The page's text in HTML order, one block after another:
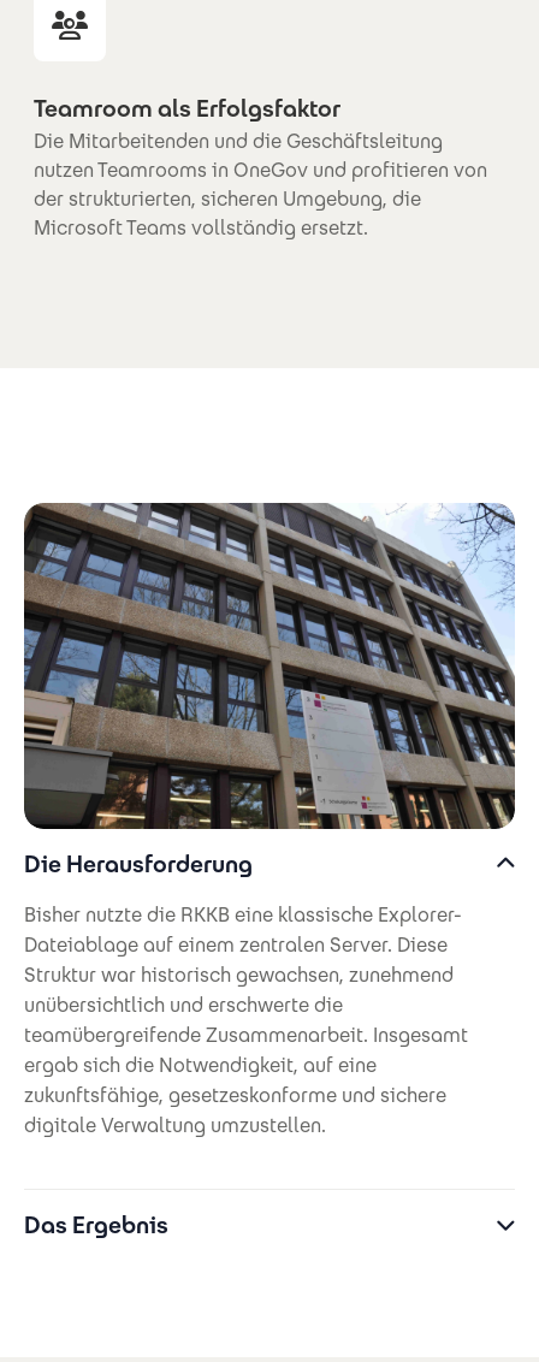
Teamroom als Erfolgsfaktor
Die Mitarbeitenden und die Geschäftsleitung
nutzen Teamrooms in OneGov und profitieren von
der strukturierten, sicheren Umgebung, die
Microsoft Teams vollständig ersetzt.
Die Herausforderung
Bisher nutzte die RKKB eine klassische Explorer-
Dateiablage auf einem zentralen Server. Diese
Struktur war historisch gewachsen, zunehmend
unübersichtlich und erschwerte die
teamübergreifende Zusammenarbeit. Insgesamt
ergab sich die Notwendigkeit, auf eine
zukunftsfähige, gesetzeskonforme und sichere
digitale Verwaltung umzustellen.
Das Ergebnis